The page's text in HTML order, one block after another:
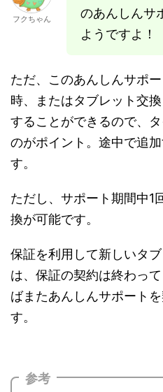
フクちゃん
のあんしんサ
ようですよ！
ただ、このあんしんサポ
時、またはタブレット交
することができるので、
のがポイント。途中で追
す。
ただし、サポート期間中1
換が可能です。
保証を利用して新しいタ
は、保証の契約は終わっ
ばまたあんしんサポート
す。
参考